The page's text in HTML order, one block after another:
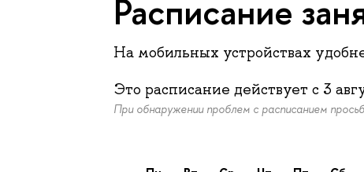
Расписание
На мобильных устройствах
Это расписание действует c 3
При обнаружении проблем с расписанием